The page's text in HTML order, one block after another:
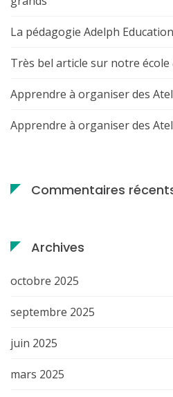
La pédagogie Adelph
Très bel article sur notre école
Apprendre à organiser des
Apprendre à organiser des
Commentaires
Archives
octobre 2025
septembre 2025
juin 2025
mars 2025